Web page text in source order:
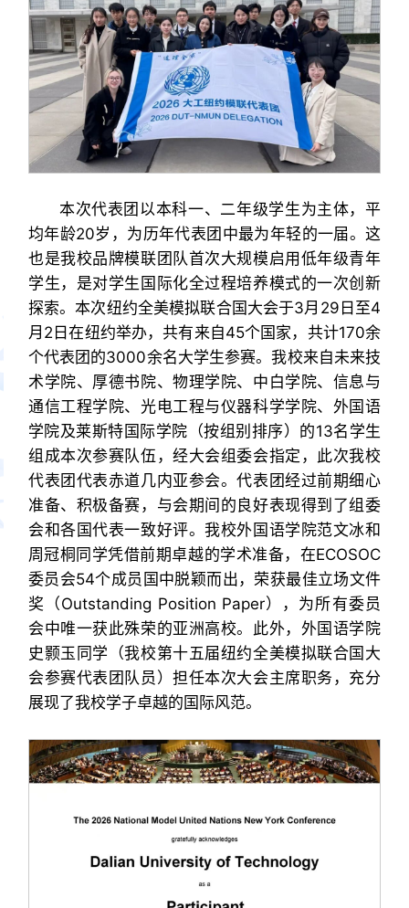
本次代表团以本科一、二年级学生为主体，平
均年龄20岁，为历年代表团中最为年轻的一届。这
也是我校品牌模联团队首次大规模启用低年级青年
学生，是对学生国际化全过程培养模式的一次创新
探索。本次纽约全美模拟联合国大会于3月29日至4
月2日在纽约举办，共有来自45个国家，共计170余
个代表团的3000余名大学生参赛。我校来自未来技
术学院、厚德书院、物理学院、中白学院、信息与
通信工程学院、光电工程与仪器科学学院、外国语
学院及莱斯特国际学院（按组别排序）的13名学生
组成本次参赛队伍，经大会组委会指定，此次我校
代表团代表赤道几内亚参会。代表团经过前期细心
准备、积极备赛，与会期间的良好表现得到了组委
会和各国代表一致好评。我校外国语学院范文冰和
周冠桐同学凭借前期卓越的学术准备，在ECOSOC
委员会54个成员国中脱颖而出，荣获最佳立场文件
奖（Outstanding Position Paper），为所有委员
会中唯一获此殊荣的亚洲高校。此外，外国语学院
史颢玉同学（我校第十五届纽约全美模拟联合国大
会参赛代表团队员）担任本次大会主席职务，充分
展现了我校学子卓越的国际风范。